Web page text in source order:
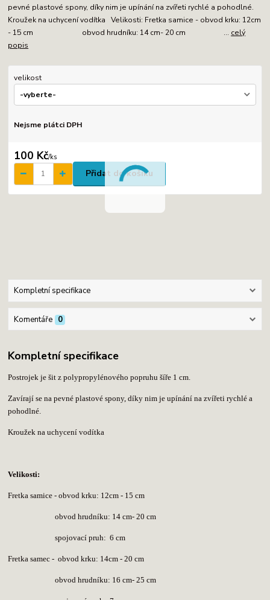
pevné plastové spony, díky nim je upínání na zvířeti rychlé a pohodlné.
Kroužek na uchycení vodítka Velikosti: Fretka samice - obvod krku: 12cm
- 15 cm obvod hrudníku: 14 cm- 20 cm ... celý
popis
velikost
Nejsme plátci DPH
100 Kč/ks
Přidat do košíku
Kompletní specifikace
Komentáře 0
Kompletní specifikace
Postrojek je šit z polypropylénového popruhu šíře 1 cm.
Zavírají se na pevné plastové spony, díky nim je upínání na zvířeti rychlé a
pohodlné.
Kroužek na uchycení vodítka
Velikosti:
Fretka samice - obvod krku: 12cm - 15 cm
obvod hrudníku: 14 cm- 20 cm
spojovací pruh: 6 cm
Fretka samec -obvod krku: 14cm - 20 cm
obvod hrudníku: 16 cm- 25 cm